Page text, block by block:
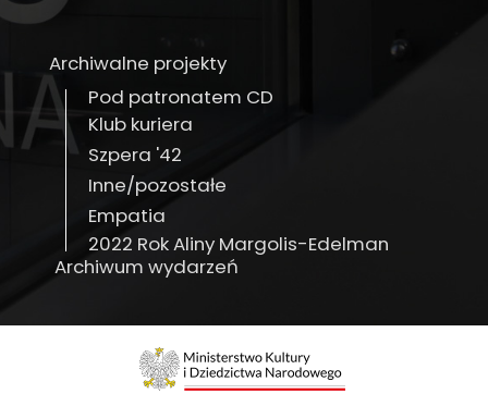
Archiwalne projekty
Pod patronatem CD
Klub kuriera
Szpera '42
Inne/pozostałe
Empatia
2022 Rok Aliny Margolis-Edelman
Archiwum wydarzeń